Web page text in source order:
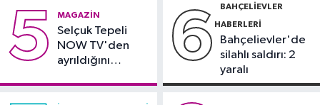
yasası TBMM'de kabul edildi
5 MAGAZIN
Selçuk Tepeli
NOW TV'den
ayrıldığını
6 BAHÇELIEVLER
HABERLERI
Bahçelievler'de
silahlı saldırı: 2
yaralı